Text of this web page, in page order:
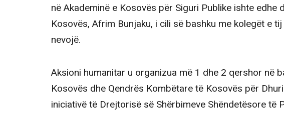
në Akademinë e Kosovës për Siguri Publike ishte
Kosovës, Afrim Bunjaku, i cili së bashku me kolegët e
nevojë.
Aksioni humanitar u organizua më 1 dhe 2 qershor në
Kosovës dhe Qendrës Kombëtare të Kosovës për
iniciativë të Drejtorisë së Shërbimeve Shëndetësore të